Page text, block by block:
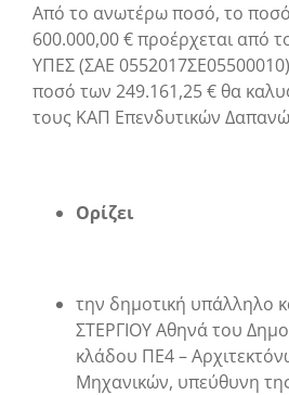
Από το ανωτέρω ποσό, το
600.000,00 € προέρχεται από
ΥΠΕΣ (ΣΑΕ
ποσό των 249.161,25 € θα
τους ΚΑΠ Επενδυτικών
Ορίζει
την δημοτική υπάλληλο
ΣΤΕΡΓΙΟΥΑθηνά του
κλάδου ΠΕ4 –
Μηχανικών, υπεύθυνη